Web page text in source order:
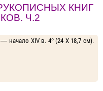
КНИГ
Ч.2
начало XIV в. 4° (24 X 18,7 см).